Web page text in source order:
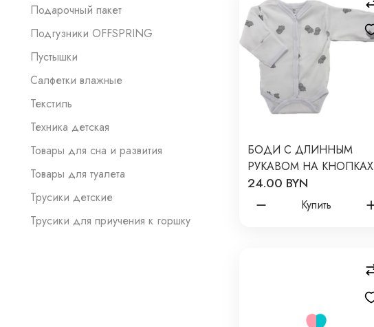
Подарочный пакет
Подгузники OFFSPRING
Пустышки
Салфетки влажные
Текстиль
Техника детская
Товары для сна и развития
Товары для туалета
Трусики детские
Трусики для приучения к горшку
БОДИ С ДЛИННЫМ
РУКАВОМ НА КНОПКАХ
NEWBORN 50 СМ
ПРИНТ: БАРАШКИ Т-131
24.00 BYN
Купить